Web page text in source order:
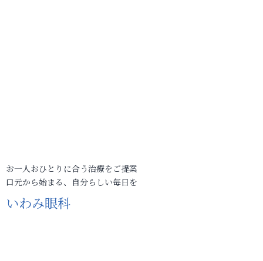
お一人おひとりに合う治療をご提案
口元から始まる、自分らしい毎日を
いわみ眼科